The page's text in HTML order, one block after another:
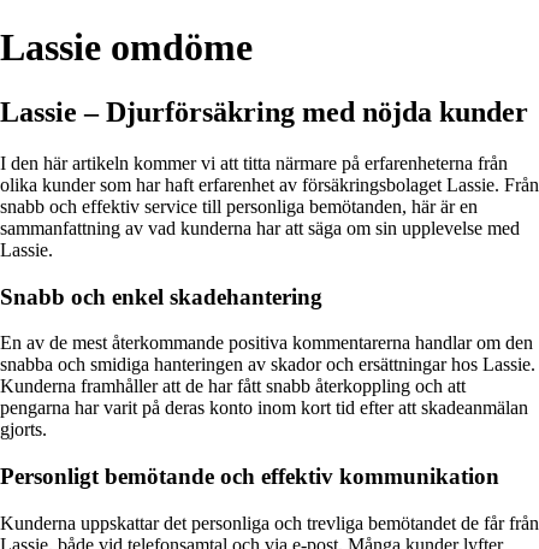
Lassie omdöme
Lassie – Djurförsäkring med nöjda kunder
I den här artikeln kommer vi att titta närmare på erfarenheterna från
olika kunder som har haft erfarenhet av försäkringsbolaget Lassie. Från
snabb och effektiv service till personliga bemötanden, här är en
sammanfattning av vad kunderna har att säga om sin upplevelse med
Lassie.
Snabb och enkel skadehantering
En av de mest återkommande positiva kommentarerna handlar om den
snabba och smidiga hanteringen av skador och ersättningar hos Lassie.
Kunderna framhåller att de har fått snabb återkoppling och att
pengarna har varit på deras konto inom kort tid efter att skadeanmälan
gjorts.
Personligt bemötande och effektiv kommunikation
Kunderna uppskattar det personliga och trevliga bemötandet de får från
Lassie, både vid telefonsamtal och via e-post. Många kunder lyfter